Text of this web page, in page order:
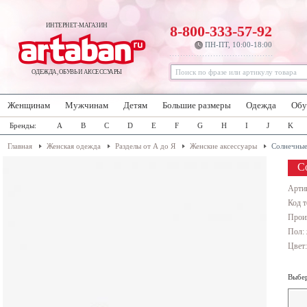
ИНТЕРНЕТ-МАГАЗИН
ОДЕЖДА, ОБУВЬ И АКСЕССУАРЫ
8-800-333-57-92
ПН-ПТ, 10:00-18:00
Женщинам Мужчинам Детям Большие размеры Одежда
Бренды: A B C D E F G H I J K
Главная Женская одежда Разделы от А до Я Женские аксессуары
Код
Пол: